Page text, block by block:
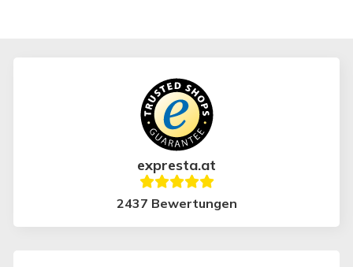
expresta.at
2437 Bewertungen